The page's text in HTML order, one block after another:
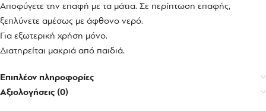
Αποφύγετε την επαφή με τα μάτια. Σε περίπτωση επαφής,
ξεπλύνετε αμέσως με άφθονο νερό.
Για εξωτερική χρήση μόνο.
Διατηρείται μακριά από παιδιά.
Επιπλέον πληροφορίες
Αξιολογήσεις (0)